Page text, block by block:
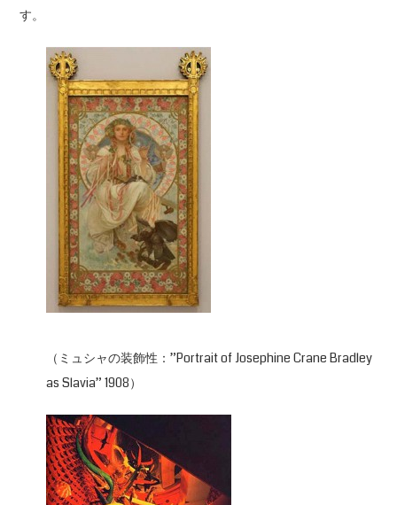
す。
（ミュシャの装飾性：”Portrait of Josephine Crane Bradley
as Slavia” 1908）